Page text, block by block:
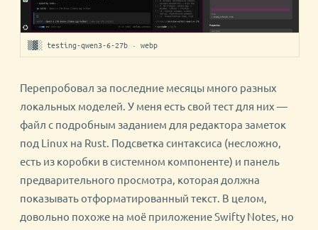
▒▓░ testing-qwen3-6-27b · webp
Перепробовал за последние месяцы много разных
локальных моделей. У меня есть свой тест для них —
файл с подробным заданием для редактора заметок
под Linux на Rust. Подсветка синтаксиса (несложно,
есть из коробки в системном компоненте) и панель
предварительного просмотра, которая должна
показывать отформатированный текст. В целом,
довольно похоже на моё приложение Swifty Notes, но